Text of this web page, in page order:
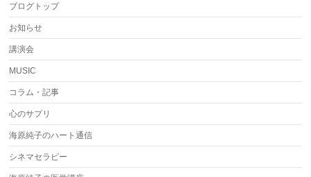
ブログトップ
お知らせ
講演会
MUSIC
コラム・記事
心のサプリ
海原純子のハート通信
シネマセラピー